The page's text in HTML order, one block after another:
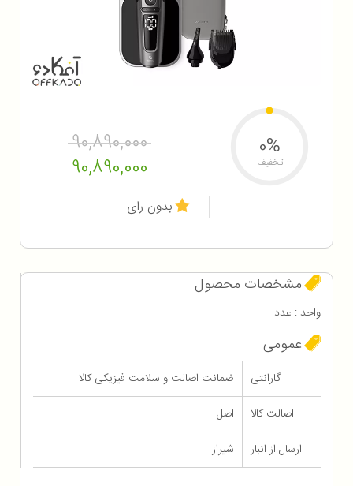
90,890,000
90,890,000
0%
تخفیف
بدون رای
مشخصات محصول
واحد : عدد
عمومی
گارانتی
ضمانت اصالت و سلامت فیزیکی کالا
اصالت کالا
اصل
ارسال از انبار
شیراز